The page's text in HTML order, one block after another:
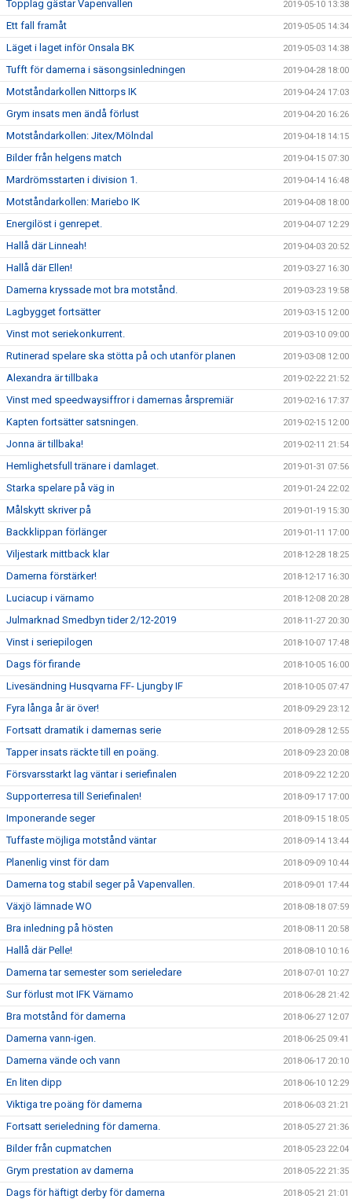
Topplag gästar Vapenvallen 2019-05-10 13:38
Ett fall framåt 2019-05-05 14:34
Läget i laget inför Onsala BK 2019-05-03 14:38
Tufft för damerna i säsongsinledningen 2019-04-28 18:00
Motståndarkollen Nittorps IK 2019-04-24 17:03
Grym insats men ändå förlust 2019-04-20 16:26
Motståndarkollen: Jitex/Mölndal 2019-04-18 14:15
Bilder från helgens match 2019-04-15 07:30
Mardrömsstarten i division 1. 2019-04-14 16:48
Motståndarkollen: Mariebo IK 2019-04-08 18:00
Energilöst i genrepet. 2019-04-07 12:29
Hallå där Linneah! 2019-04-03 20:52
Hallå där Ellen! 2019-03-27 16:30
Damerna kryssade mot bra motstånd. 2019-03-23 19:58
Lagbygget fortsätter 2019-03-15 12:00
Vinst mot seriekonkurrent. 2019-03-10 09:00
Rutinerad spelare ska stötta på och utanför planen 2019-03-08 12:00
Alexandra är tillbaka 2019-02-22 21:52
Vinst med speedwaysiffror i damernas årspremiär 2019-02-16 17:37
Kapten fortsätter satsningen. 2019-02-15 12:00
Jonna är tillbaka! 2019-02-11 21:54
Hemlighetsfull tränare i damlaget. 2019-01-31 07:56
Starka spelare på väg in 2019-01-24 22:02
Målskytt skriver på 2019-01-19 15:30
Backklippan förlänger 2019-01-11 17:00
Viljestark mittback klar 2018-12-28 18:25
Damerna förstärker! 2018-12-17 16:30
Luciacup i värnamo 2018-12-08 20:28
Julmarknad Smedbyn tider 2/12-2019 2018-11-27 20:30
Vinst i seriepilogen 2018-10-07 17:48
Dags för firande 2018-10-05 16:00
Livesändning Husqvarna FF- Ljungby IF 2018-10-05 07:47
Fyra långa år är över! 2018-09-29 23:12
Fortsatt dramatik i damernas serie 2018-09-28 12:55
Tapper insats räckte till en poäng. 2018-09-23 20:08
Försvarsstarkt lag väntar i seriefinalen 2018-09-22 12:20
Supporterresa till Seriefinalen! 2018-09-17 17:00
Imponerande seger 2018-09-15 18:05
Tuffaste möjliga motstånd väntar 2018-09-14 13:44
Planenlig vinst för dam 2018-09-09 10:44
Damerna tog stabil seger på Vapenvallen. 2018-09-01 17:44
Växjö lämnade WO 2018-08-18 07:59
Bra inledning på hösten 2018-08-11 20:58
Hallå där Pelle! 2018-08-10 10:16
Damerna tar semester som serieledare 2018-07-01 10:27
Sur förlust mot IFK Värnamo 2018-06-28 21:42
Bra motstånd för damerna 2018-06-27 12:07
Damerna vann-igen. 2018-06-25 09:41
Damerna vände och vann 2018-06-17 20:10
En liten dipp 2018-06-10 12:29
Viktiga tre poäng för damerna 2018-06-03 21:21
Fortsatt serieledning för damerna. 2018-05-27 21:36
Bilder från cupmatchen 2018-05-23 22:04
Grym prestation av damerna 2018-05-22 21:35
Dags för häftigt derby för damerna 2018-05-21 21:01